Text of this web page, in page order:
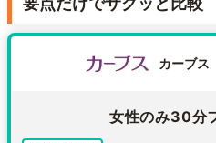
カーブス
女性のみ30分